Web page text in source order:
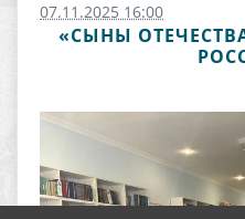
07.11.2025 16:00
«СЫНЫ